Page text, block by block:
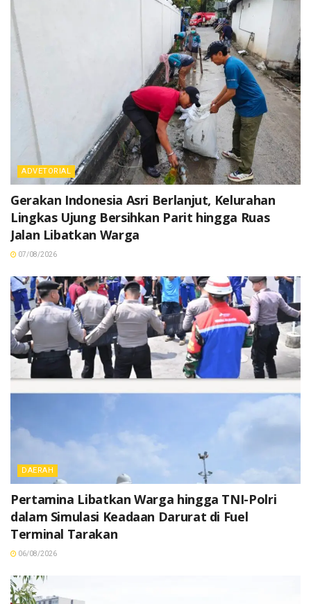
ADVETORIAL
Gerakan Indonesia Asri Berlanjut, Kelurahan
Lingkas Ujung Bersihkan Parit hingga Ruas
Jalan Libatkan Warga
07/08/2026
DAERAH
Pertamina Libatkan Warga hingga TNI-Polri
dalam Simulasi Keadaan Darurat di Fuel
Terminal Tarakan
06/08/2026